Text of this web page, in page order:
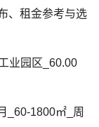
、租金参考与选
业园区_60.00
_60-1800㎡_周